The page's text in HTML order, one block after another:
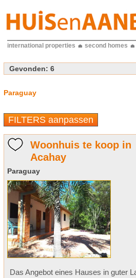
international properties second homes
Gevonden: 6
Paraguay
FILTERS aanpassen
Woonhuis te koop in
Acahay
Paraguay
Das Angebot eines Hauses in guter